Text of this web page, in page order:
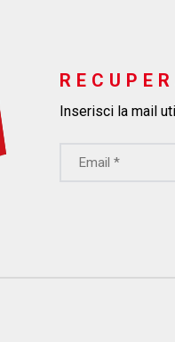
Inserisci la mail